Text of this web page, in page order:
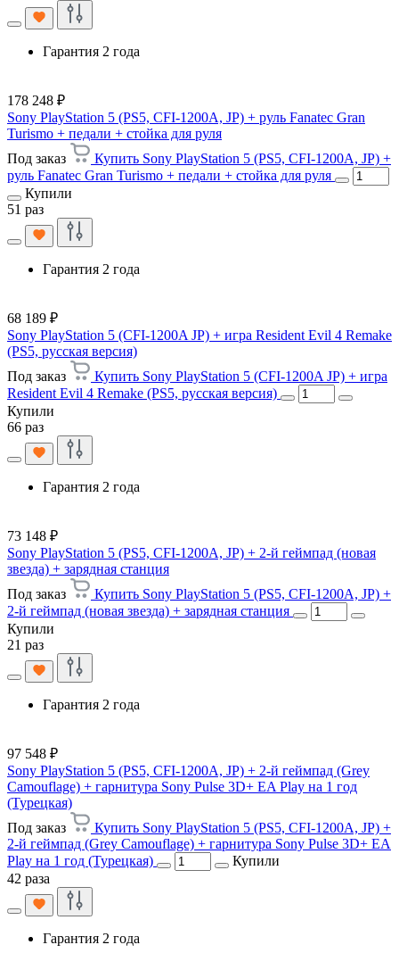
Гарантия 2 года
178 248 ₽
Sony PlayStation 5 (PS5, CFI-1200A, JP) + руль Fanatec Gran
Turismo + педали + стойка для руля
Под заказ
Купить Sony PlayStation 5 (PS5, CFI-1200A, JP) +
руль Fanatec Gran Turismo + педали + стойка для руля
Купили
51 раз
Гарантия 2 года
68 189 ₽
Sony PlayStation 5 (CFI-1200A JP) + игра Resident Evil 4 Remake
(PS5, русская версия)
Под заказ
Купить Sony PlayStation 5 (CFI-1200A JP) + игра
Resident Evil 4 Remake (PS5, русская версия)
Купили
66 раз
Гарантия 2 года
73 148 ₽
Sony PlayStation 5 (PS5, CFI-1200A, JP) + 2-й геймпад (новая
звезда) + зарядная станция
Под заказ
Купить Sony PlayStation 5 (PS5, CFI-1200A, JP) +
2-й геймпад (новая звезда) + зарядная станция
Купили
21 раз
Гарантия 2 года
97 548 ₽
Sony PlayStation 5 (PS5, CFI-1200A, JP) + 2-й геймпад (Grey
Camouflage) + гарнитура Sony Pulse 3D+ EA Play на 1 год
(Турецкая)
Под заказ
Купить Sony PlayStation 5 (PS5, CFI-1200A, JP) +
2-й геймпад (Grey Camouflage) + гарнитура Sony Pulse 3D+ EA
Play на 1 год (Турецкая)
Купили
42 раза
Гарантия 2 года